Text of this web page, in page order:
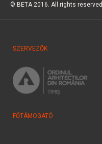
© BETA 2016. All rights reserved.
SZERVEZŐK
FŐTÁMOGATÓ